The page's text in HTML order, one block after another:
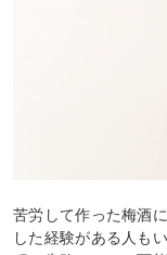
苦労して作った梅酒
した経験がある人も